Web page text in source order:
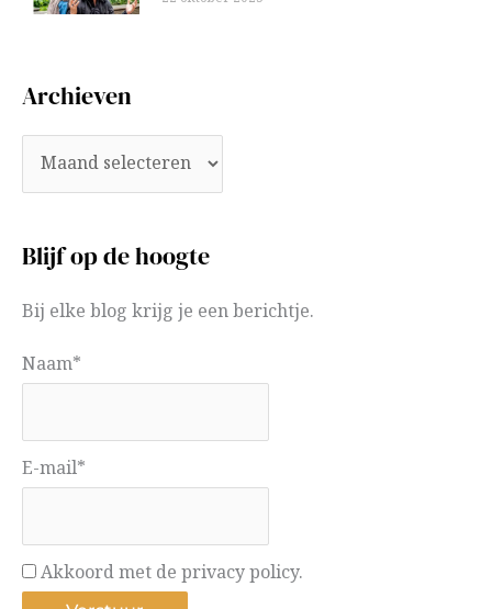
Archieven
Blijf op de hoogte
Bij elke blog krijg je een berichtje.
Naam*
E-mail*
Akkoord met de privacy policy.